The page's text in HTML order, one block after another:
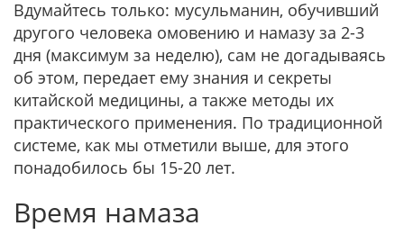
Вдумайтесь только: мусульманин, обучивший
другого человека омовению и намазу за 2-3
дня (максимум за неделю), сам не догадываясь
об этом, передает ему знания и секреты
китайской медицины, а также методы их
практического применения. По традиционной
системе, как мы отметили выше, для этого
понадобилось бы 15-20 лет.
Время намаза